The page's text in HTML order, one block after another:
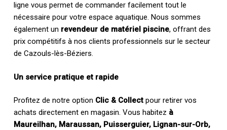
ligne vous permet de commander facilement tout le
nécessaire pour votre espace aquatique. Nous sommes
également un revendeur de matériel piscine, offrant des
prix compétitifs à nos clients professionnels sur le secteur
de Cazouls-lès-Béziers.
Un service pratique et rapide
Profitez de notre option Clic & Collectpour retirer vos
achats directement en magasin. Vous habitez à
Maureilhan, Maraussan, Puisserguier, Lignan-sur-Orb,